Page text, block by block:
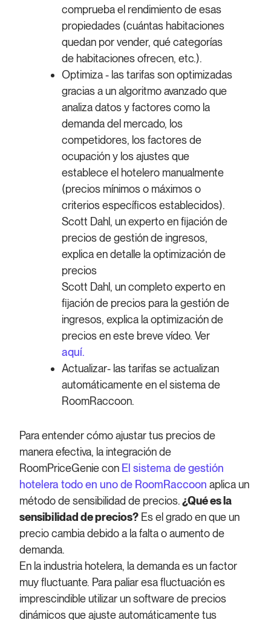
comprueba el rendimiento de esas
propiedades (cuántas habitaciones
quedan por vender, qué categorías
de habitaciones ofrecen, etc.).
Optimiza - las tarifas son optimizadas
gracias a un algoritmo avanzado que
analiza datos y factores como la
demanda del mercado, los
competidores, los factores de
ocupación y los ajustes que
establece el hotelero manualmente
(precios mínimos o máximos o
criterios específicos establecidos).
Scott Dahl, un experto en fijación de
precios de gestión de ingresos,
explica en detalle la optimización de
precios
Scott Dahl, un completo experto en
fijación de precios para la gestión de
ingresos, explica la optimización de
precios en este breve vídeo. Ver
aquí.
Actualizar- las tarifas se actualizan
automáticamente en el sistema de
RoomRaccoon.
Para entender cómo ajustar tus precios de
manera efectiva, la integración de
RoomPriceGenie con El sistema de gestión
hotelera todo en uno de RoomRaccoon aplica un
método de sensibilidad de precios.¿Qué es la
sensibilidad de precios? Es el grado en que un
precio cambia debido a la falta o aumento de
demanda.
En la industria hotelera, la demanda es un factor
muy fluctuante. Para paliar esa fluctuación es
imprescindible utilizar un software de precios
dinámicos que ajuste automáticamente tus